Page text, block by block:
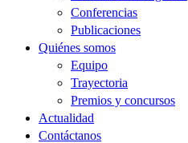
Conferencias
Publicaciones
Quiénes somos
Equipo
Trayectoria
Premios y concursos
Actualidad
Contáctanos